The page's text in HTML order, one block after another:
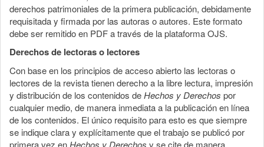
derechos patrimoniales de la primera publicación, debidamente
requisitada y firmada por las autoras o autores. Este formato
debe ser remitido en PDF a través de la plataforma OJS.
Derechos de lectoras o lectores
Con base en los principios de acceso abierto las lectoras o
lectores de la revista tienen derecho a la libre lectura, impresión
y distribución de los contenidos deHechos y Derechos por
cualquier medio, de manera inmediata a la publicación en línea
de los contenidos. El único requisito para esto es que siempre
se indique clara y explícitamente que el trabajo se publicó por
primera vez enHechos y Derechos y se cite de manera